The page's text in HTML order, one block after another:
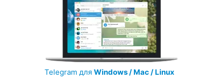
Telegram для Windows / Mac / Linux